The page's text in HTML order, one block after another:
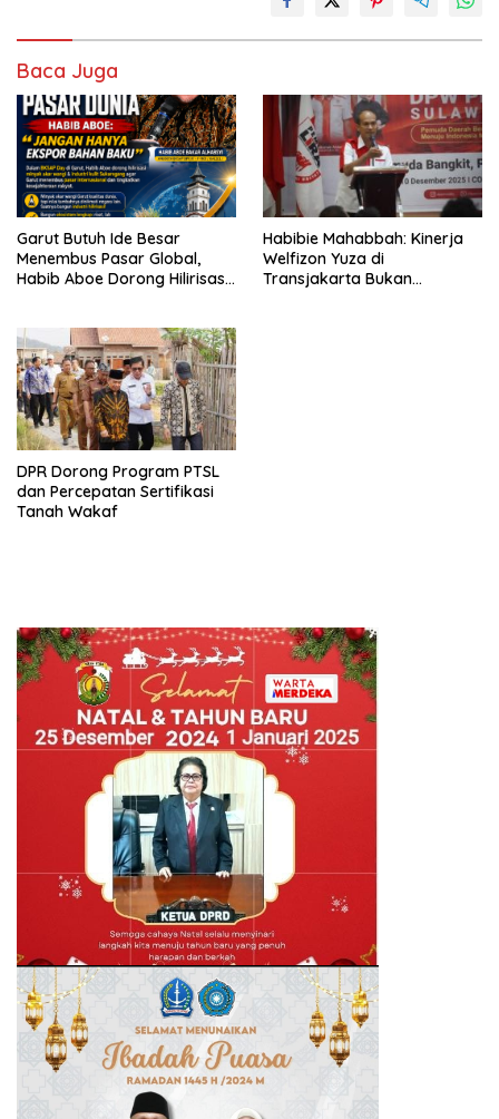
Baca Juga
Garut Butuh Ide Besar
Menembus Pasar Global,
Habib Aboe Dorong Hilirisasi
Habibie Mahabbah: Kinerja
Welfizon Yuza di
Transjakarta Bukan
DPR Dorong Program PTSL
dan Percepatan Sertifikasi
Tanah Wakaf